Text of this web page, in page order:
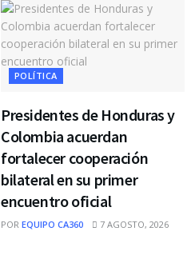
POLÍTICA
Presidentes de Honduras y
Colombia acuerdan
fortalecer cooperación
bilateral en su primer
encuentro oficial
POR EQUIPO CA360 7 AGOSTO, 2026